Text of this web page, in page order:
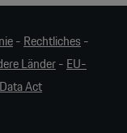
-Rechtliches-
Länder-EU-
Act